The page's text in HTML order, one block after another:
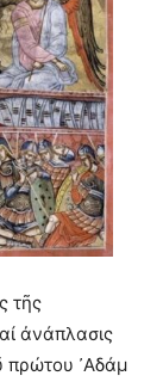
τῆς
ἀνάπλασις
πρώτου ᾿Αδάμ